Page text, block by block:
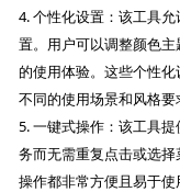
4. 个性化设置：该工具
置。用户可以调整颜色
的使用体验。这些个性
不同的使用场景和风格要
5. 一键式操作：该工具
务而无需重复点击或选
操作都非常方便且易于